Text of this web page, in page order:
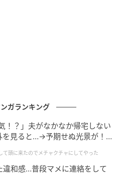
ガランキング
！？」夫がなかなか帰宅しない
を見ると…→予期せぬ光景が！
やった
て頭に来たのでメチャクチャにしてやった
違和感…普段マメに連絡をして